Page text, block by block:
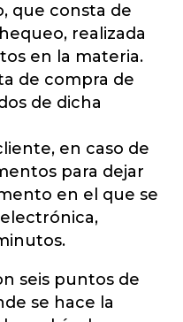
que consta de
realizada
en la materia.
de compra de
de dicha
en caso de
para dejar
en el que se
seis puntos de
se hace la